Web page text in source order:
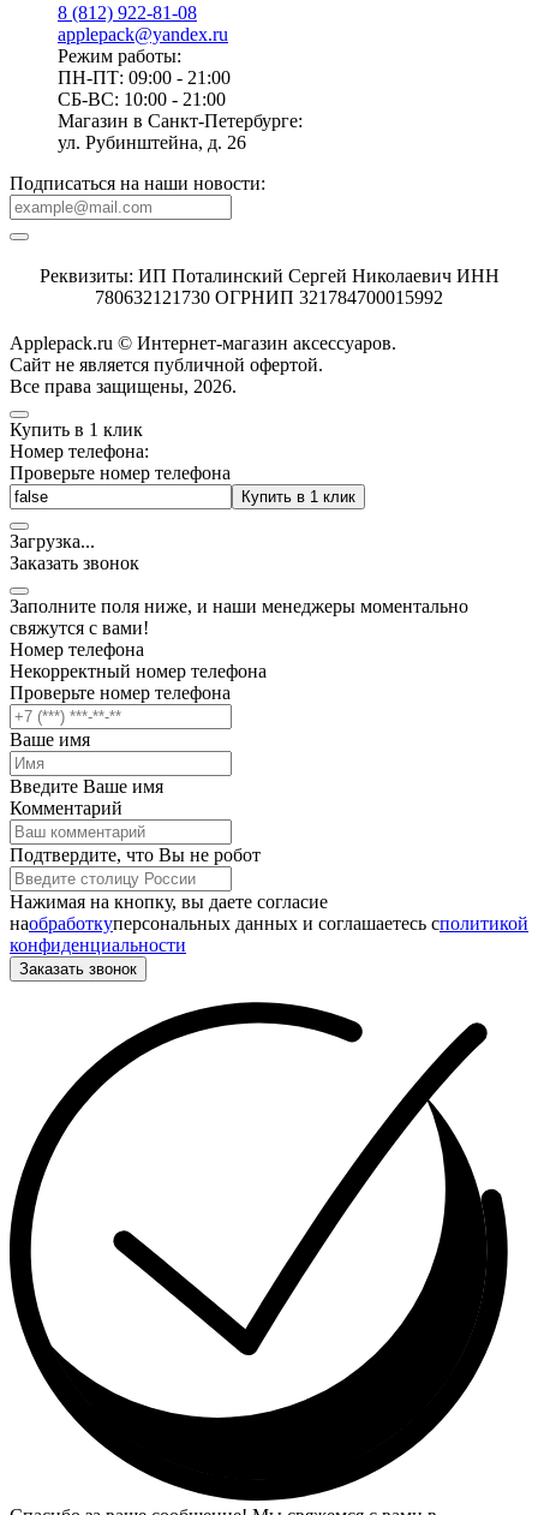
8 (812) 922-81-08
applepack@yandex.ru
Режим работы:
ПН-ПТ: 09:00 - 21:00
СБ-ВС: 10:00 - 21:00
Магазин в Санкт-Петербурге:
ул. Рубинштейна, д. 26
Подписаться на наши новости:
Реквизиты: ИП Поталинский Сергей Николаевич ИНН
780632121730 ОГРНИП 321784700015992
Applepack.ru © Интернет-магазин аксессуаров.
Cайт не является публичной офертой.
Все права защищены, 2026.
Купить в 1 клик
Номер телефона:
Проверьте номер телефона
Купить в 1 клик
Загрузка...
Заказать звонок
Заполните поля ниже, и наши менеджеры моментально
свяжутся с вами!
Номер телефона
Некорректный номер телефона
Проверьте номер телефона
Ваше имя
Введите Ваше имя
Комментарий
Подтвердите, что Вы не робот
Нажимая на кнопку, вы даете согласие
наобработкуперсональных данных и соглашаетесь cполитикой
конфиденциальности
Заказать звонок